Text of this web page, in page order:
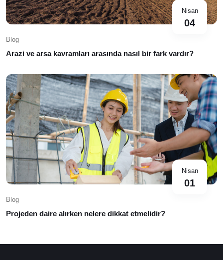
Nisan
04
Blog
Arazi ve arsa kavramları arasında nasıl bir fark vardır?
Nisan
01
Blog
Projeden daire alırken nelere dikkat etmelidir?